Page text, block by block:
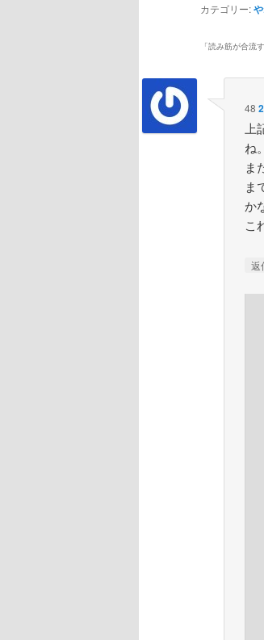
カテゴリー:
「読み筋が合流
48
上
ね。
ま
ま
か
こ
返